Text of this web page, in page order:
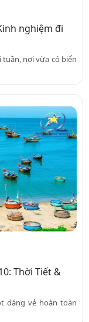
nghiệm đi
nơi vừa có biển
Thời Tiết &
dáng vẻ hoàn toàn